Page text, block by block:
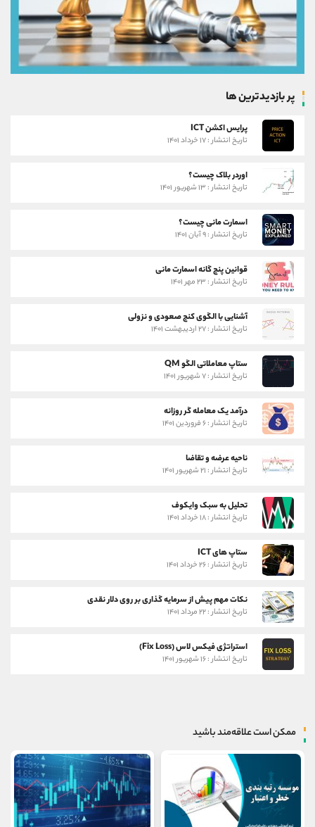
پر بازدیدترین ها
پرایس اکشن ICT
تاریخ انتشار : ۱۷ خرداد ۱۴۰۱
اوردر بلاک چیست؟
تاریخ انتشار : ۱۳ شهریور ۱۴۰۱
اسمارت مانی چیست؟
تاریخ انتشار : ۹ آبان ۱۴۰۱
قوانین پنج گانه اسمارت مانی
تاریخ انتشار : ۲۳ مهر ۱۴۰۱
آشنایی با الگوی کنج صعودی و نزولی
تاریخ انتشار : ۲۷ اردیبهشت ۱۴۰۱
ستاپ معاملاتی الگو QM
تاریخ انتشار : ۷ شهریور ۱۴۰۱
درآمد یک معامله گر روزانه
تاریخ انتشار : ۶ فروردین ۱۴۰۱
ناحیه عرضه و تقاضا
تاریخ انتشار : ۲۱ شهریور ۱۴۰۱
تحلیل به سبک وایکوف
تاریخ انتشار : ۱۸ خرداد ۱۴۰۱
ستاپ های ICT
تاریخ انتشار : ۲۶ خرداد ۱۴۰۱
نکات مهم پیش از سرمایه گذاری بر روی دلار نقدی
تاریخ انتشار : ۲۲ مرداد ۱۴۰۱
استراتژی فیکس لاس (Fix Loss)
تاریخ انتشار : ۱۶ شهریور ۱۴۰۱
ممکن است علاقه‌مند باشید